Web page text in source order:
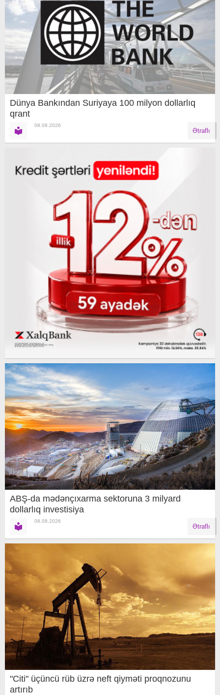
Dünya Bankından Suriyaya 100 milyon dollarlıq
qrant
08.08.2026
Ətraflı
ABŞ-da mədənçıxarma sektoruna 3 milyard
dollarlıq investisiya
08.08.2026
Ətraflı
"Citi" üçüncü rüb üzrə neft qiyməti proqnozunu
artırıb